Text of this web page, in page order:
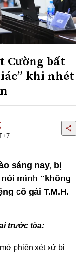
Cường bất
khi nhét
sáng nay, bị
mình "không
cô gái T.M.H.
trước tòa:
phiên xét xử bị